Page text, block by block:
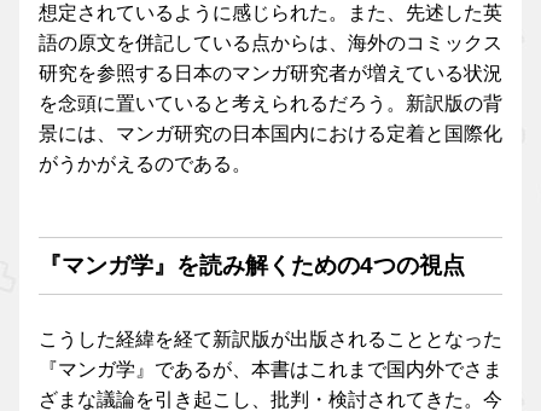
想定されているように感じられた。また、先述した英
語の原文を併記している点からは、海外のコミックス
研究を参照する日本のマンガ研究者が増えている状況
を念頭に置いていると考えられるだろう。新訳版の背
景には、マンガ研究の日本国内における定着と国際化
がうかがえるのである。
『マンガ学』を読み解くための4つの視点
こうした経緯を経て新訳版が出版されることとなった
『マンガ学』であるが、本書はこれまで国内外でさま
ざまな議論を引き起こし、批判・検討されてきた。今